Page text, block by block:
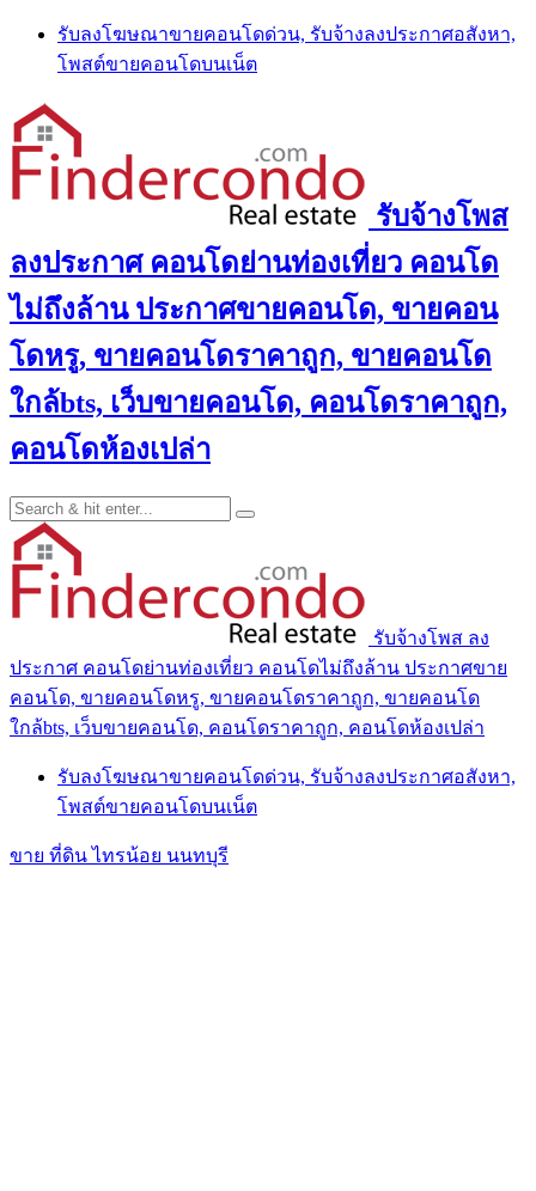
Skip
content
รับลงโฆษณาขายคอนโดด่วน, รับจ้างลงประกาศอสังหา,
โพสต์ขายคอนโดบนเน็ต
รับจ้างโพส
ลงประกาศ คอนโดย่านท่องเที่ยว คอนโด
ไม่ถึงล้าน ประกาศขายคอนโด, ขายคอน
โดหรู, ขายคอนโดราคาถูก, ขายคอนโด
ใกล้bts, เว็บขายคอนโด, คอนโดราคาถูก,
คอนโดห้องเปล่า
รับจ้างโพส ลง
ประกาศ คอนโดย่านท่องเที่ยว คอนโดไม่ถึงล้าน ประกาศขาย
คอนโด, ขายคอนโดหรู, ขายคอนโดราคาถูก, ขายคอนโด
ใกล้bts, เว็บขายคอนโด, คอนโดราคาถูก, คอนโดห้องเปล่า
รับลงโฆษณาขายคอนโดด่วน, รับจ้างลงประกาศอสังหา,
โพสต์ขายคอนโดบนเน็ต
ขาย ที่ดิน ไทรน้อย นนทบุรี